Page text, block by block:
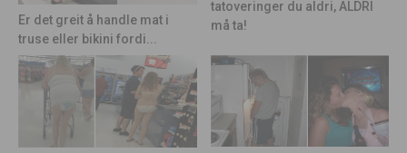
Er det greit å handle mat i
truse eller bikini fordi...
tatoveringer du aldri, ALDRI
må ta!